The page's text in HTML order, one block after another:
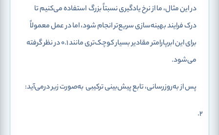
در این مثال، ما از نرخ یادگیری نسبتاً بزرگاستفاده می‌کنیم تا
درک فرایند بهینه‌سازی سریع‌تر انجام شود، اما در عمل معمولاً
برای این ابرپارامتر مقادیر بسیار کوچک‌تری مانند 0.1 در نظر گرفته
می‌شود.
پس از به‌روزرسانی، تابع پیش‌بینی ترکیبی به‌صورت زیر درمی‌آید: